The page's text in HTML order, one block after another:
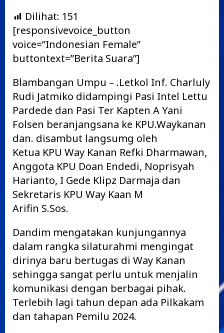
Dilihat: 151
[responsivevoice_button
voice=”Indonesian Female”
buttontext=”Berita Suara”]
Blambangan Umpu – .Letkol Inf. Charluly
Rudi Jatmiko didampingi Pasi Intel Lettu
Pardede dan Pasi Ter Kapten A Yani
Folsen beranjangsana ke KPU.Waykanan
dan. disambut langsumg oleh
Ketua KPU Way Kanan Refki Dharmawan,
Anggota KPU Doan Endedi, Noprisyah
Harianto, I Gede Klipz Darmaja dan
Sekretaris KPU Way Kaan M
Arifin S.Sos.
Dandim mengatakan kunjungannya
dalam rangka silaturahmi mengingat
dirinya baru bertugas di Way Kanan
sehingga sangat perlu untuk menjalin
komunikasi dengan berbagai pihak.
Terlebih lagi tahun depan ada Pilkakam
dan tahapan Pemilu 2024.